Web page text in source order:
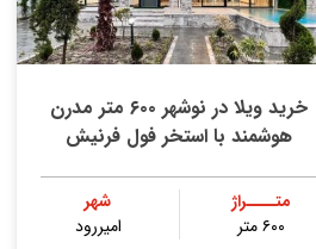
خرید ویلا در نوشهر ۶۰۰ متر مدرن
هوشمند با استخر فول فرنیش
متــــراژ
۶۰۰ متر
شهر
امیررود